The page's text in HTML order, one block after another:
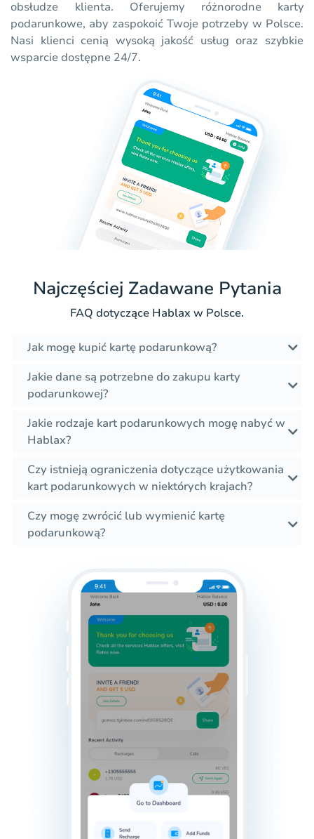
obsłudze klienta. Oferujemy różnorodne karty
podarunkowe, aby zaspokoić Twoje potrzeby w Polsce.
Nasi klienci cenią wysoką jakość usług oraz szybkie
wsparcie dostępne 24/7.
Najczęściej Zadawane Pytania
FAQ dotyczące Hablax w Polsce.
Jak mogę kupić kartę podarunkową?
Jakie dane są potrzebne do zakupu karty
podarunkowej?
Jakie rodzaje kart podarunkowych mogę nabyć w
Hablax?
Czy istnieją ograniczenia dotyczące użytkowania
kart podarunkowych w niektórych krajach?
Czy mogę zwrócić lub wymienić kartę
podarunkową?